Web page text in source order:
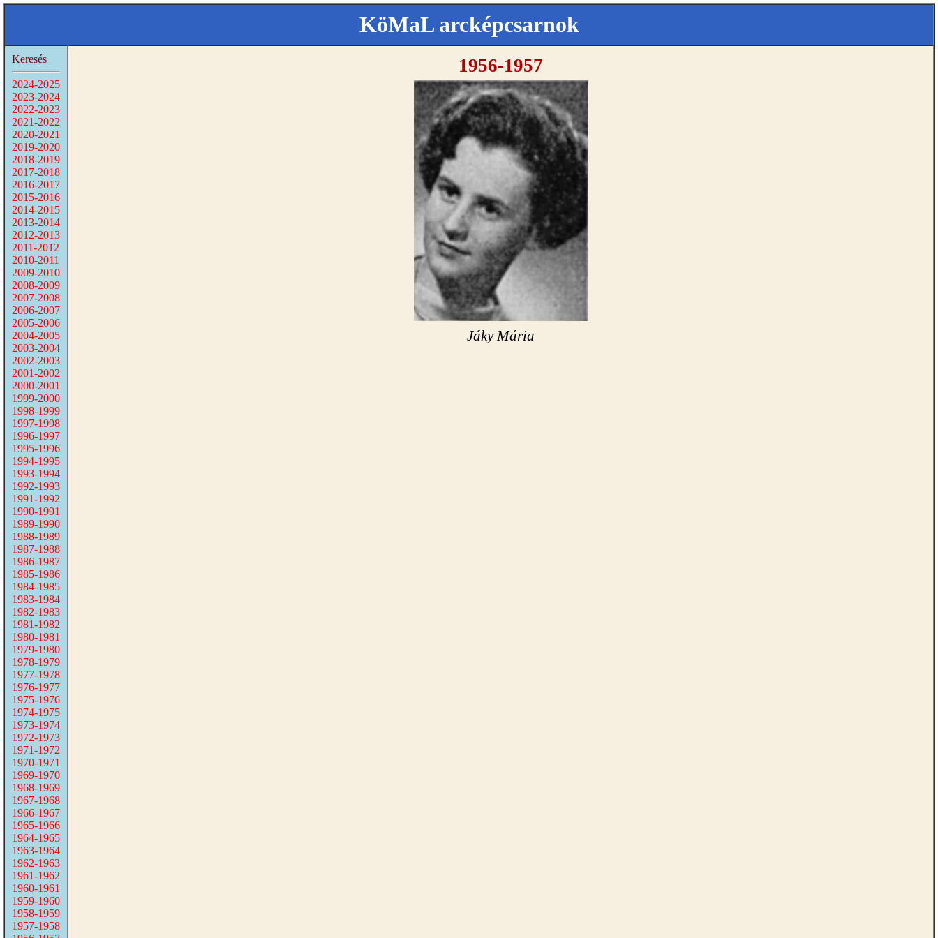
KöMaL arcképcsarnok
Keresés
2024-2025
2023-2024
2022-2023
2021-2022
2020-2021
2019-2020
2018-2019
2017-2018
2016-2017
2015-2016
2014-2015
2013-2014
2012-2013
2011-2012
2010-2011
2009-2010
2008-2009
2007-2008
2006-2007
2005-2006
2004-2005
2003-2004
2002-2003
2001-2002
2000-2001
1999-2000
1998-1999
1997-1998
1996-1997
1995-1996
1994-1995
1993-1994
1992-1993
1991-1992
1990-1991
1989-1990
1988-1989
1987-1988
1986-1987
1985-1986
1984-1985
1983-1984
1982-1983
1981-1982
1980-1981
1979-1980
1978-1979
1977-1978
1976-1977
1975-1976
1974-1975
1973-1974
1972-1973
1971-1972
1970-1971
1969-1970
1968-1969
1967-1968
1966-1967
1965-1966
1964-1965
1963-1964
1962-1963
1961-1962
1960-1961
1959-1960
1958-1959
1957-1958
1956-1957
Jáky Mária